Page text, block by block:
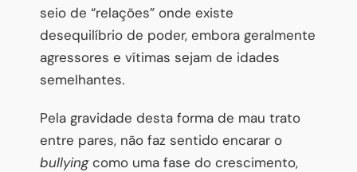
seio de “relações” onde existe
desequilíbrio de poder, embora geralmente
agressores e vítimas sejam de idades
semelhantes.
Pela gravidade desta forma de mau trato
entre pares, não faz sentido encarar o
bullyingcomo uma fase do crescimento,